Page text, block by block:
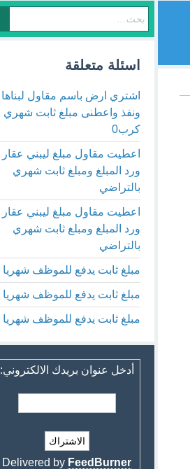
اسئلة متعلقة
اشتري ارض باسم مقاول لبناها
ونفذ واعطنى مبلغ ثابت شهري
كرب0
اعطيت مقاول مبلغ ليبني عقار
ورد المبلغ ومبلغ ثابت شهري
بالتراضي
اعطيت مقاول مبلغ ليبني عقار
ورد المبلغ ومبلغ ثابت شهري
بالتراضي
مبلغ ثابت يدفع للموظف شهريا
مبلغ ثابت يدفع للموظف شهريا
مبلغ ثابت يدفع للموظف شهريا
أدخل عنوان بريدك الالكتروني:
Delivered by FeedBurner